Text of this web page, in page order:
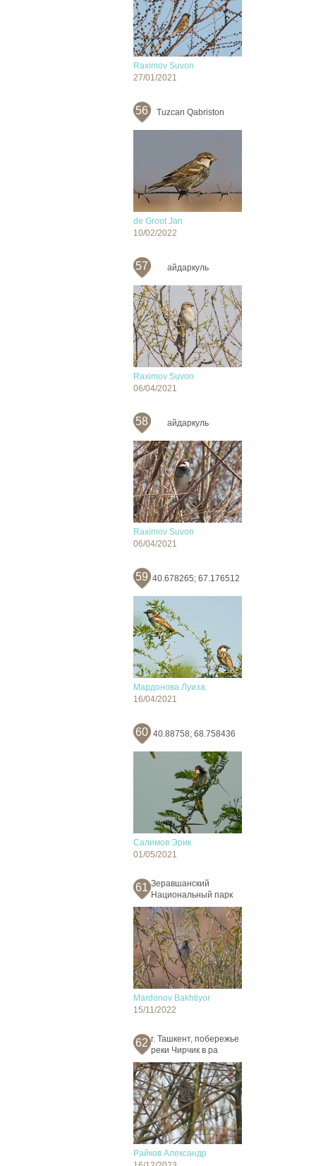
Raximov Suvon
27/01/2021
56 Tuzcan Qabriston
de Groot Jan
10/02/2022
57 айдаркуль
Raximov Suvon
06/04/2021
58 айдаркуль
Raximov Suvon
06/04/2021
59 40.678265; 67.176512
Мардонова Луиза
16/04/2021
60 40.88758; 68.758436
Салимов Эрик
01/05/2021
61 Зеравшанский
Национальный парк
Mardonov Bakhtiyor
15/11/2022
62 г. Ташкент, побережье
реки Чирчик в ра
Райков Александр